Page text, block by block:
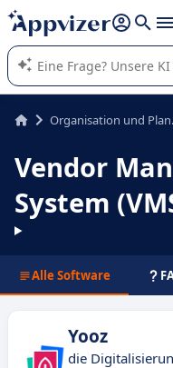
beantworten (mehrere
Die KI von Appvizer führt
von SaaS-Software in
Vendor
System
Alle Software
Yooz
die